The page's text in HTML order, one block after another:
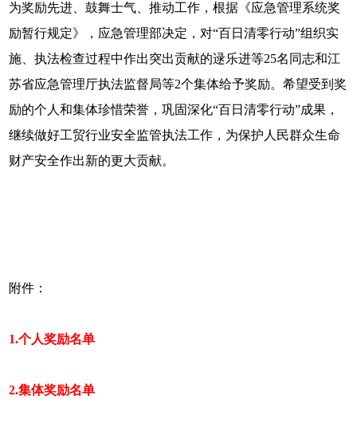
为奖励先进、鼓舞士气、推动工作，根据《应急管理系统奖
励暂行规定》，应急管理部决定，对“百日清零行动”组织实
施、执法检查过程中作出突出贡献的逯乐进等25名同志和江
苏省应急管理厅执法监督局等2个集体给予奖励。希望受到奖
励的个人和集体珍惜荣誉，巩固深化“百日清零行动”成果，
继续做好工贸行业安全监管执法工作，为保护人民群众生命
财产安全作出新的更大贡献。
附件：
1.个人奖励名单
2.集体奖励名单